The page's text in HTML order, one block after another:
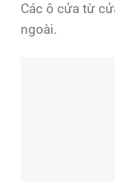
Các ô cửa từ
ngoài.